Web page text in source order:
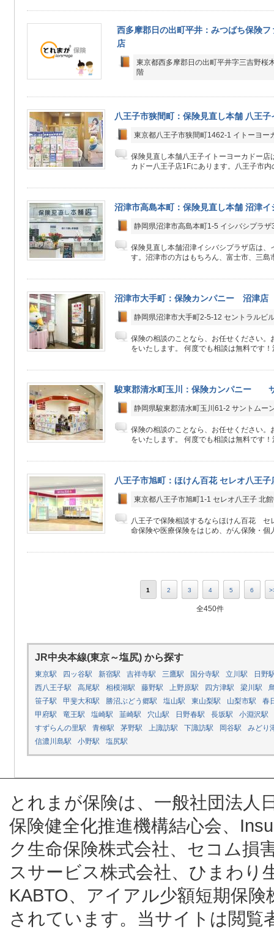
西多摩郡日の出町平井：みつばち保険
店
東京都西多摩郡日の出町平井字三吉野桜
階
八王子市狭間町：保険見直し本舗 八王
東京都八王子市狭間町1462-1 イトーヨー
保険見直し本舗八王子イトーヨーカドー店
カドー八王子店1Fにあります。八王子市
沼津市高島本町：保険見直し本舗 沼津イ
静岡県沼津市高島本町1-5 イシバシプラザ
保険見直し本舗沼津イシバシプラザ店は、
す。沼津市の方はもちろん、富士市、三島
沼津市大手町：保険カンパニー 沼津店
静岡県沼津市大手町2-5-12 セントラルビ
保険の相談のことなら、お任せください。
をいたします。 何度でも相談は無料です
駿東郡清水町玉川：保険カンパニー
静岡県駿東郡清水町玉川61-2 サントムー
保険の相談のことなら、お任せください。
をいたします。 何度でも相談は無料です
八王子市旭町：ほけん百花 セレオ八王子
東京都八王子市旭町1-1 セレオ八王子 北
八王子で保険相談するならほけん百花 セ
命保険や医療保険をはじめ、がん保険・個
1 2 3 4 5 6
全450件
JR中央本線(東京～塩尻) から探す
東京駅 四ッ谷駅 新宿駅 吉祥寺駅 三鷹駅 国分寺駅 立川駅
日野
西八王子駅
高尾駅 相模湖駅 藤野駅 上野原駅 四方津駅 梁川駅
笹子駅
甲斐大和駅 勝沼ぶどう郷駅 塩山駅 東山梨駅 山梨市駅
春
甲府駅
竜王駅 塩崎駅 韮崎駅 穴山駅 日野春駅 長坂駅
小淵沢駅
すずらんの里駅
青柳駅 茅野駅 上諏訪駅 下諏訪駅 岡谷駅
みどり
信濃川島駅
小野駅 塩尻駅
とれまが保険は、一般社団法人
保険健全化推進機構結心会、
ク生命保険株式会社、セコム損
スサービス株式会社、ひまわり
KABTO、アイアル少額短期保
されています。当サイトは閲覧